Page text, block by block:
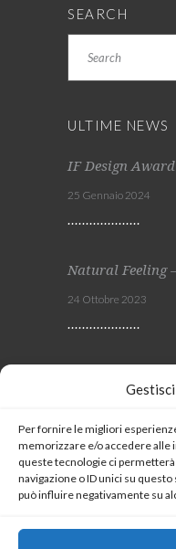
Per fornire le migliori
memorizzare e/o accedere alle
queste tecnologie ci
navigazione o ID unici su
può influire negativamente su
SEARCH
ULTIME NEWS
IF Design
25 Gennaio 2024
Natural Feeling
24 Ottobre 2023
SEGUICI
Coockie Policy